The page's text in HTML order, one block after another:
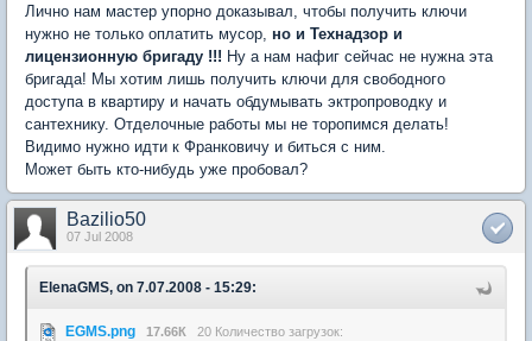
Лично нам мастер упорно доказывал, чтобы получить ключи
нужно не только оплатить мусор, но и Технадзор и
лицензионную бригаду !!! Ну а нам нафиг сейчас не нужна эта
бригада! Мы хотим лишь получить ключи для свободного
доступа в квартиру и начать обдумывать эктропроводку и
сантехнику. Отделочные работы мы не торопимся делать!
Видимо нужно идти к Франковичу и биться с ним.
Может быть кто-нибудь уже пробовал?
Bazilio50
07 Jul 2008
ElenaGMS, on 7.07.2008 - 15:29:
EGMS.png 17.66К 20 Количество загрузок: